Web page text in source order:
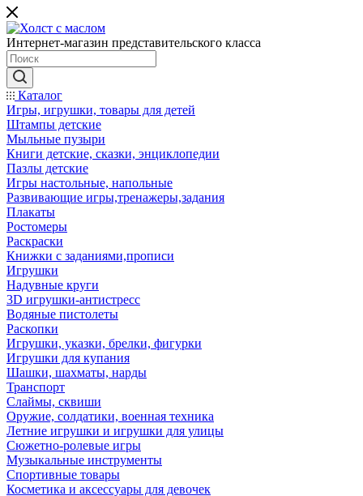
Интернет-магазин представительского класса
Каталог
Игры, игрушки, товары для детей
Штампы детские
Мыльные пузыри
Книги детские, сказки, энциклопедии
Пазлы детские
Игры настольные, напольные
Развивающие игры,тренажеры,задания
Плакаты
Ростомеры
Раскраски
Книжки с заданиями,прописи
Игрушки
Надувные круги
3D игрушки-антистресс
Водяные пистолеты
Раскопки
Игрушки, указки, брелки, фигурки
Игрушки для купания
Шашки, шахматы, нарды
Транспорт
Слаймы, сквиши
Оружие, солдатики, военная техника
Летние игрушки и игрушки для улицы
Сюжетно-ролевые игры
Музыкальные инструменты
Спортивные товары
Косметика и аксессуары для девочек